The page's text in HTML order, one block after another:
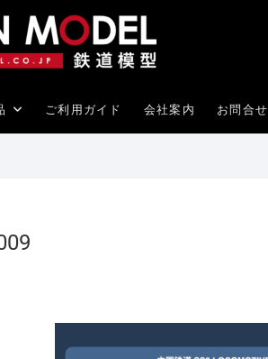
ご利用ガイド 会社案内 お問合せ